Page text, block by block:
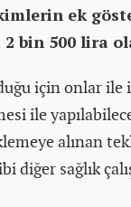
ek
bin 500 lira
için onlar
ile
alınan
diğer sağlık